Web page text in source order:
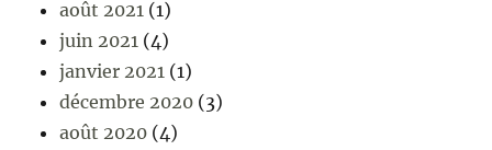
août 2021 (1)
juin 2021 (4)
janvier 2021 (1)
décembre 2020 (3)
août 2020 (4)